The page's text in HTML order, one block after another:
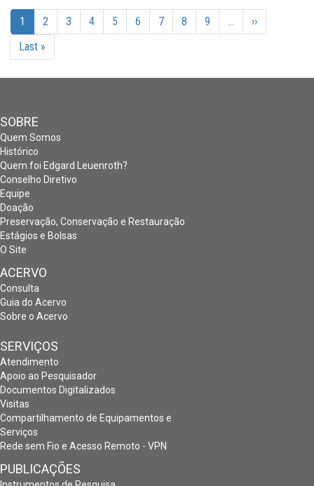
Paginação
Página
atual
1 Page
2 Page
3 Page
4 Page
5 Page
6 Page
7 Page
8 Page
9 …
Próxima
página
››
Última
página
Last »
SOBRE
Quem Somos
Histórico
Quem foi Edgard Leuenroth?
Conselho Diretivo
Equipe
Doação
Preservação, Conservação e Restauração
Estágios e Bolsas
O Site
ACERVO
Consulta
Guia do Acervo
Sobre o Acervo
SERVIÇOS
Atendimento
Apoio ao Pesquisador
Documentos Digitalizados
Visitas
Compartilhamento de Equipamentos e
Serviços
Rede sem Fio e Acesso Remoto - VPN
PUBLICAÇÕES